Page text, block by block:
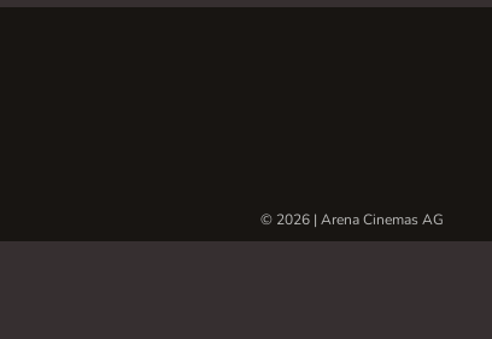
© 2026 | Arena Cinemas AG